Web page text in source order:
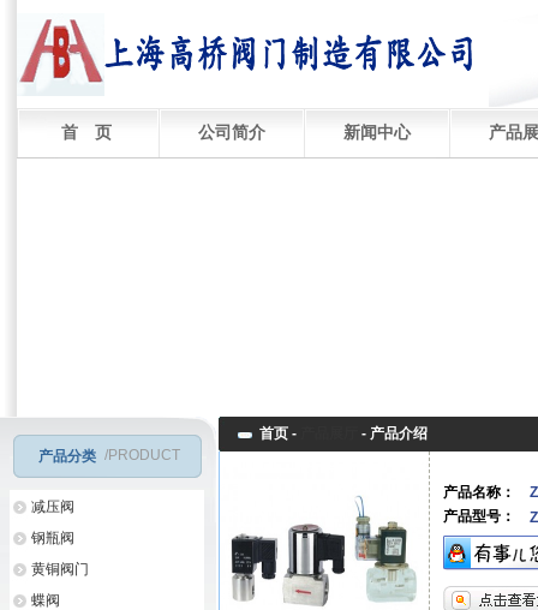
首 页 公司简介 新闻中心 产品
产品分类 /PRODUCT
减压阀
钢瓶阀
黄铜阀门
蝶阀
首页 - - 产品介绍
产品名称：
产品型号：